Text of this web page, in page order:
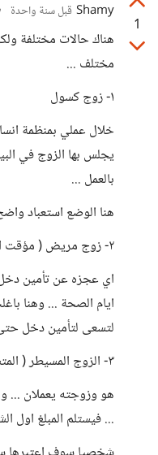
1
Shamy قبل سنة واحدة
هناك حالات مختلفة
مختلف ...
١- زوج كسول
خلال عملي بمنظمة
يجلس بها الزوج في
بالعمل ...
هنا الوضع استعباد
٢- زوج مريض ( مؤقت او دائم) ( مرض جسدي او نفسي )
اي عجزه عن تأمين دخل
ايام الصحة ... وهنا
لتسعى لتأمين دخل حتى
٣- الزوج المسيطر ( المتسلبط )
هو وزوجته يعملان ...
... فيستلم المبلغ اول